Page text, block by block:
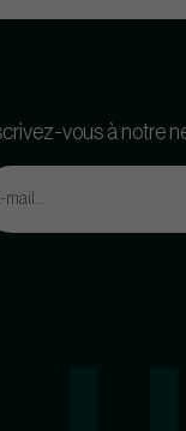
vous à notre